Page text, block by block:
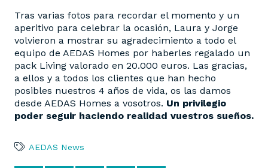
Tras varias fotos para recordar el momento y un
aperitivo para celebrar la ocasión, Laura y Jorge
volvieron a mostrar su agradecimiento a todo el
equipo de AEDAS Homes por haberles regalado un
pack Living valorado en 20.000 euros. Las gracias,
a ellos y a todos los clientes que han hecho
posibles nuestros 4 años de vida, os las damos
desde AEDAS Homes a vosotros. Un privilegio
poder seguir haciendo realidad vuestros sueños.
AEDAS News